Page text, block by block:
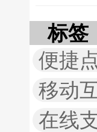
标签
便捷
移动
在线